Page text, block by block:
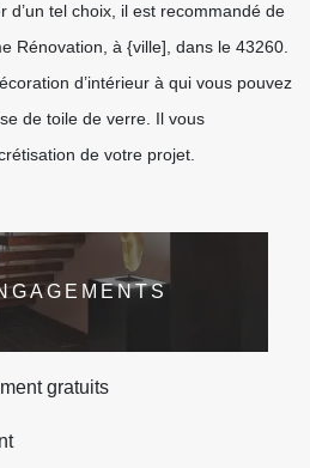
d’un tel choix, il est recommandé de
Rénovation, à {ville], dans le 43260.
d’intérieur à qui vous pouvez
de toile de verre. Il vous
de votre projet.
gratuits